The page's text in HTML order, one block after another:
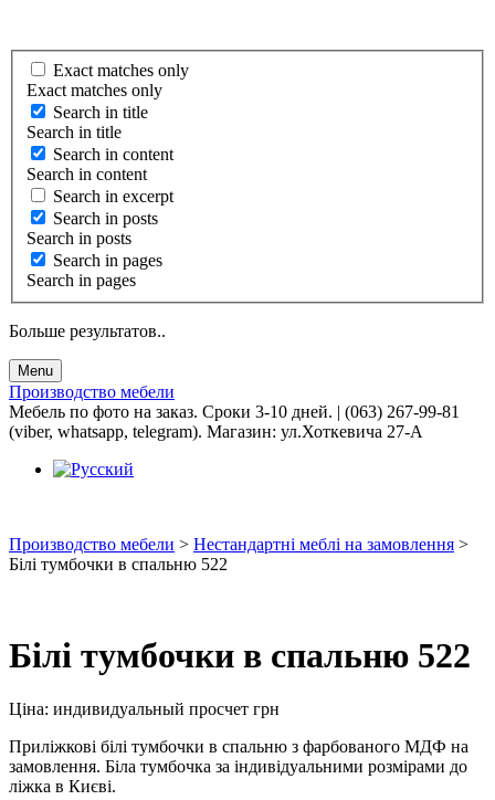
Exact matches only
Exact matches only
Search in title
Search in title
Search in content
Search in content
Search in excerpt
Search in posts
Search in posts
Search in pages
Search in pages
Больше результатов..
Menu
Производство мебели
Мебель по фото на заказ. Сроки 3-10 дней. | (063) 267-99-81
(viber, whatsapp, telegram). Магазин: ул.Хоткевича 27-А
Производство мебели > Нестандартні меблі на замовлення >
Білі тумбочки в спальню 522
Білі тумбочки в спальню 522
Ціна: индивидуальный просчет грн
Приліжкові білі тумбочки в спальню з фарбованого МДФ на
замовлення. Біла тумбочка за індивідуальними розмірами до
ліжка в Києві.